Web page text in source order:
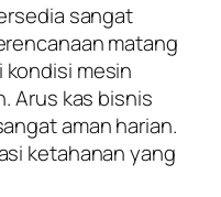
sangat
matang
kondisi mesin
Arus kas bisnis
aman harian.
ketahanan yang